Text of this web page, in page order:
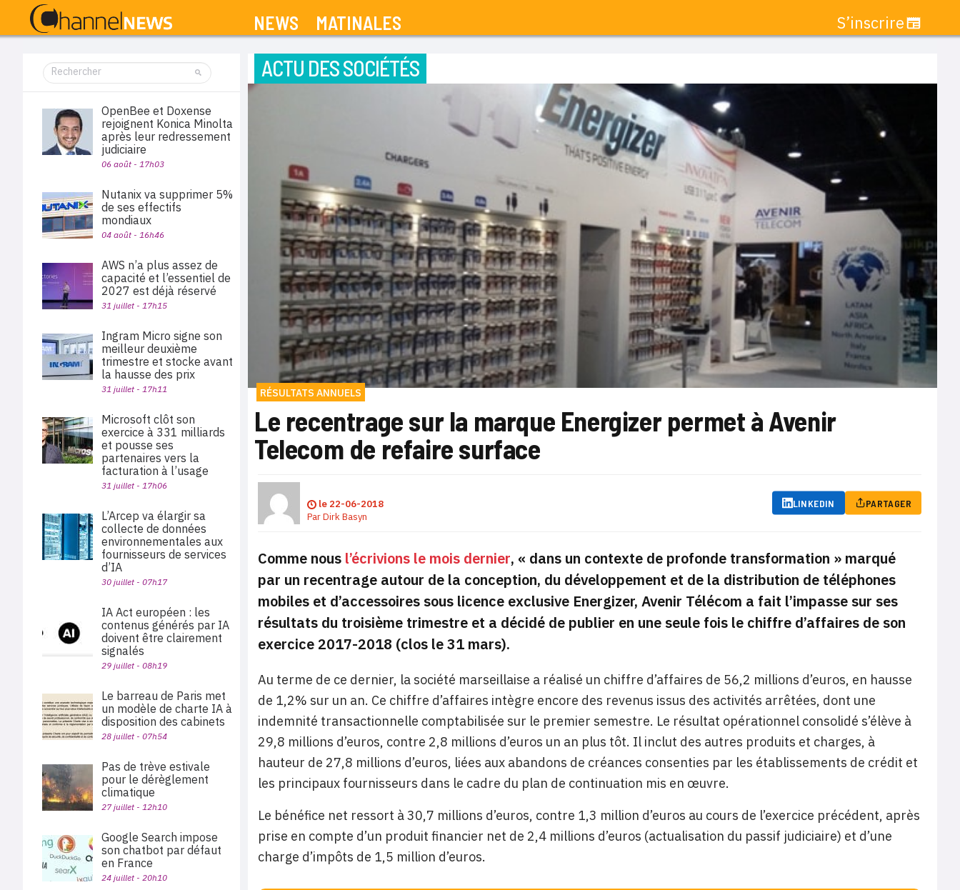
NEWS MATINALES S’inscrire
ACTU DES SOCIÉTÉS
RÉSULTATS ANNUELS
Le recentrage sur la marque Energizer permet à Avenir
Telecom de refaire surface
le 22-06-2018
ParDirk Basyn
LINKEDIN PARTAGER
Comme nous l’écrivions le mois dernier, « dans un contexte de profonde transformation » marqué
par un recentrage autour de la conception, du développement et de la distribution de téléphones
mobiles et d’accessoires sous licence exclusive Energizer, Avenir Télécom a fait l’impasse sur ses
résultats du troisième trimestre et a décidé de publier en une seule fois le chiffre d’affaires de son
exercice 2017-2018 (clos le 31 mars).
Au terme de ce dernier, la société marseillaise a réalisé un chiffre d’affaires de 56,2 millions d’euros, en hausse
de 1,2% sur un an. Ce chiffre d’affaires intègre encore des revenus issus des activités arrêtées, dont une
indemnité transactionnelle comptabilisée sur le premier semestre. Le résultat opérationnel consolidé s’élève à
29,8 millions d’euros, contre 2,8 millions d’euros un an plus tôt. Il inclut des autres produits et charges, à
hauteur de 27,8 millions d’euros, liées aux abandons de créances consenties par les établissements de crédit et
les principaux fournisseurs dans le cadre du plan de continuation mis en œuvre.
Le bénéfice net ressort à 30,7 millions d’euros, contre 1,3 million d’euros au cours de l’exercice précédent, après
prise en compte d’un produit financier net de 2,4 millions d’euros (actualisation du passif judiciaire) et d’une
charge d’impôts de 1,5 million d’euros.
OpenBee et Doxense
rejoignent Konica Minolta
après leur redressement
judiciaire
06 août - 17h03
Nutanix va supprimer 5%
de ses effectifs
mondiaux
04 août - 16h46
AWS n’a plus assez de
capacité et l’essentiel de
2027 est déjà réservé
31 juillet - 17h15
Ingram Micro signe son
meilleur deuxième
trimestre et stocke avant
la hausse des prix
31 juillet - 17h11
Microsoft clôt son
exercice à 331 milliards
et pousse ses
partenaires vers la
facturation à l’usage
31 juillet - 17h06
L’Arcep va élargir sa
collecte de données
environnementales aux
fournisseurs de services
d’IA
30 juillet - 07h17
IA Act européen : les
contenus générés par IA
doivent être clairement
signalés
29 juillet - 08h19
Le barreau de Paris met
un modèle de charte IA à
disposition des cabinets
28 juillet - 07h54
Pas de trève estivale
pour le dérèglement
climatique
27 juillet - 12h10
Google Search impose
son chatbot par défaut
en France
24 juillet - 20h10